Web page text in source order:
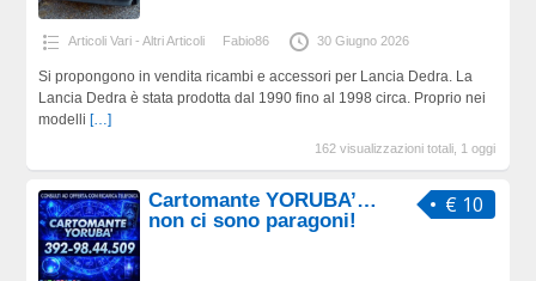
Articoli Vari - Altri Articoli Fabio86 30 Giugno 2026
Si propongono in vendita ricambi e accessori per Lancia Dedra. La
Lancia Dedra è stata prodotta dal 1990 fino al 1998 circa. Proprio nei
modelli […]
162 visualizzazioni totali, 1 oggi
€ 10
Cartomante YORUBA’…
non ci sono paragoni!